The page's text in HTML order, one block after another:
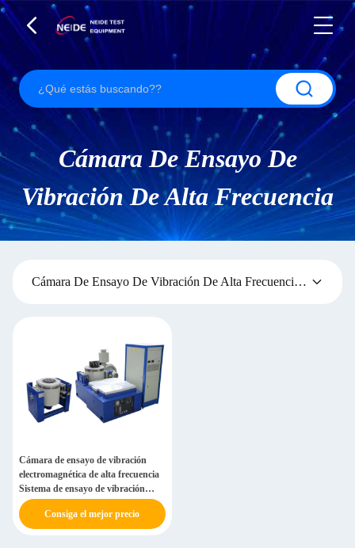
Cámara De Ensayo De
Vibración De Alta Frecuencia
Cámara De Ensayo De Vibración De Alta Frecuencia(1)
Cámara de ensayo de vibración
electromagnética de alta frecuencia
Sistema de ensayo de vibración
climática multifuncional
Consiga el mejor precio